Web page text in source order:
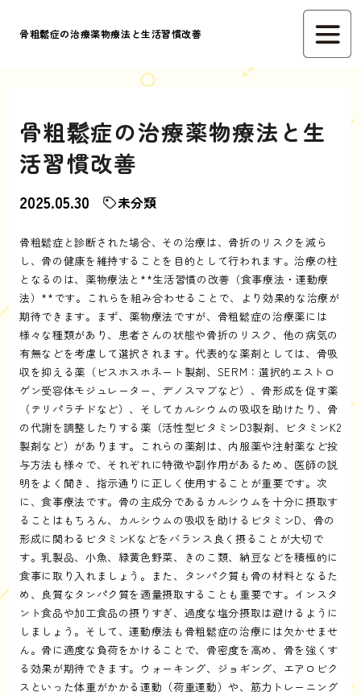
骨粗鬆症の治療薬物療法と生活習慣改善
骨粗鬆症の治療薬物療法と生
活習慣改善
2025.05.30 未分類
骨粗鬆症と診断された場合、その治療は、骨折のリスクを減ら
し、骨の健康を維持することを目的として行われます。治療の柱
となるのは、薬物療法と**生活習慣の改善（食事療法・運動療
法）**です。これらを組み合わせることで、より効果的な治療が
期待できます。まず、薬物療法ですが、骨粗鬆症の治療薬には
様々な種類があり、患者さんの状態や骨折のリスク、他の病気の
有無などを考慮して選択されます。代表的な薬剤としては、骨吸
収を抑える薬（ビスホスホネート製剤、SERM：選択的エストロ
ゲン受容体モジュレーター、デノスマブなど）、骨形成を促す薬
（テリパラチドなど）、そしてカルシウムの吸収を助けたり、骨
の代謝を調整したりする薬（活性型ビタミンD3製剤、ビタミンK2
製剤など）があります。これらの薬剤は、内服薬や注射薬など投
与方法も様々で、それぞれに特徴や副作用があるため、医師の説
明をよく聞き、指示通りに正しく使用することが重要です。次
に、食事療法です。骨の主成分であるカルシウムを十分に摂取す
ることはもちろん、カルシウムの吸収を助けるビタミンD、骨の
形成に関わるビタミンKなどをバランス良く摂ることが大切で
す。乳製品、小魚、緑黄色野菜、きのこ類、納豆などを積極的に
食事に取り入れましょう。また、タンパク質も骨の材料となるた
め、良質なタンパク質を適量摂取することも重要です。インスタ
ント食品や加工食品の摂りすぎ、過度な塩分摂取は避けるように
しましょう。そして、運動療法も骨粗鬆症の治療には欠かせませ
ん。骨に適度な負荷をかけることで、骨密度を高め、骨を強くす
る効果が期待できます。ウォーキング、ジョギング、エアロビク
スといった体重がかかる運動（荷重運動）や、筋力トレーニング